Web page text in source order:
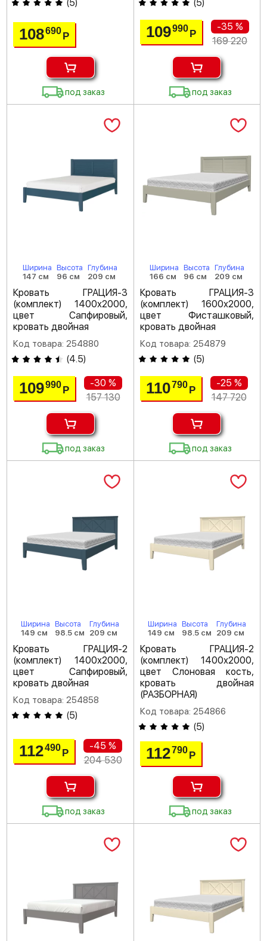
(5)
108690Р
под заказ
(5)
109990 Р
-35 %
169 220
под заказ
Ширина
147 см
Высота
96 см
Глубина
209 см
Кровать ГРАЦИЯ-3
(комплект) 1400х2000,
цвет Сапфировый,
кровать двойная
Код товара: 254880
(4.5)
109990Р
-30 %
157 130
под заказ
Ширина
166 см
Высота
96 см
Глубина
209 см
Кровать ГРАЦИЯ-3
(комплект) 1600х2000,
цвет Фисташковый,
кровать двойная
Код товара: 254879
(5)
110790 Р
-25 %
147 720
под заказ
Ширина
149 см
Высота
98.5 см
Глубина
209 см
Кровать ГРАЦИЯ-2
(комплект) 1400х2000,
цвет Сапфировый,
кровать двойная
Код товара: 254858
(5)
112490Р
-45 %
204 530
под заказ
Ширина
149 см
Высота
98.5 см
Глубина
209 см
Кровать ГРАЦИЯ-2
(комплект) 1400х2000,
цвет Слоновая кость,
кровать двойная
(РАЗБОРНАЯ)
Код товара: 254866
(5)
112790 Р
под заказ